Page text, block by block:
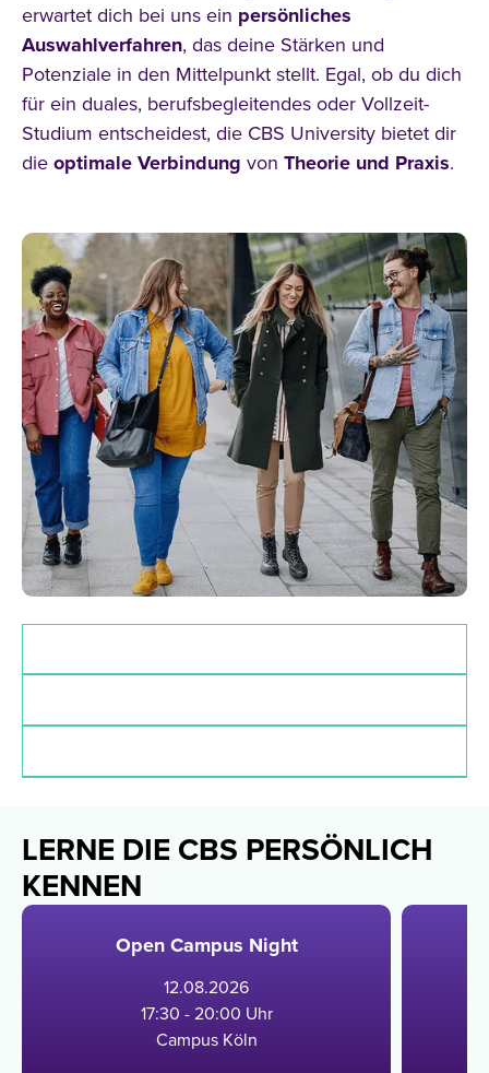
erwartet dich bei uns ein persönliches
Auswahlverfahren, das deine Stärken und
Potenziale in den Mittelpunkt stellt. Egal, ob du dich
für ein duales, berufsbegleitendes oder Vollzeit-
Studium entscheidest, die CBS University bietet dir
die optimale Verbindung von Theorie und Praxis.
LERNE DIE CBS PERSÖNLICH
KENNEN
Open Campus Night
12.08.2026
17:30 - 20:00 Uhr
Campus Köln